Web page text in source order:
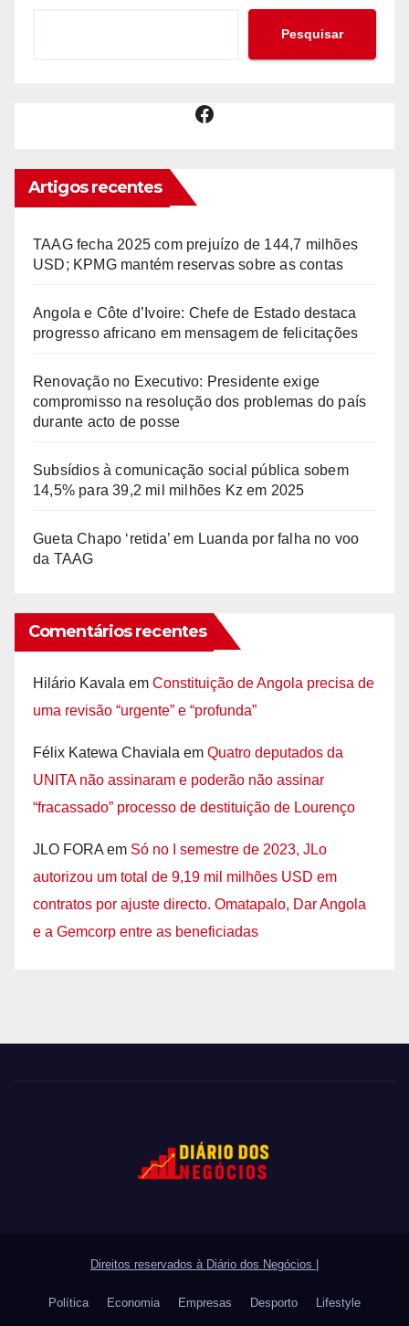
Pesquisar
Facebook
Artigos recentes
TAAG fecha 2025 com prejuízo de 144,7 milhões
USD; KPMG mantém reservas sobre as contas
Angola e Côte d’Ivoire: Chefe de Estado destaca
progresso africano em mensagem de felicitações
Renovação no Executivo: Presidente exige
compromisso na resolução dos problemas do país
durante acto de posse
Subsídios à comunicação social pública sobem
14,5% para 39,2 mil milhões Kz em 2025
Gueta Chapo ‘retida’ em Luanda por falha no voo
da TAAG
Comentários recentes
Hilário Kavala em Constituição de Angola precisa de
uma revisão “urgente” e “profunda”
Félix Katewa Chaviala em Quatro deputados da
UNITA não assinaram e poderão não assinar
“fracassado” processo de destituição de Lourenço
JLO FORA em Só no I semestre de 2023, JLo
autorizou um total de 9,19 mil milhões USD em
contratos por ajuste directo. Omatapalo, Dar Angola
e a Gemcorp entre as beneficiadas
Direitos reservados à Diário dos Negócios |
Política Economia Empresas Desporto Lifestyle